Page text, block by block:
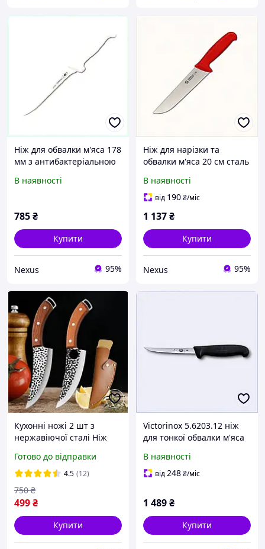
Ніж для обвалки м'яса 178
мм з антибактеріальною
В наявності
785₴
Купити
Nexus 95%
Ніж для нарізки та
обвалки м'яса 20 см сталь
В наявності
від 190₴/міс
1 137₴
Купити
Nexus 95%
Кухонні ножі 2 шт з
нержавіючої сталі Ніж
для м'яса Ніж для обвалки
Ножі для чищення овочів
Готово до відправки
4.5 (12)
499₴
750 ₴
Купити
Victorinox 5.6203.12 ніж
для тонкої обвалки м'яса
1C70H913A1
В наявності
від248₴/міс
1 489₴
Купити